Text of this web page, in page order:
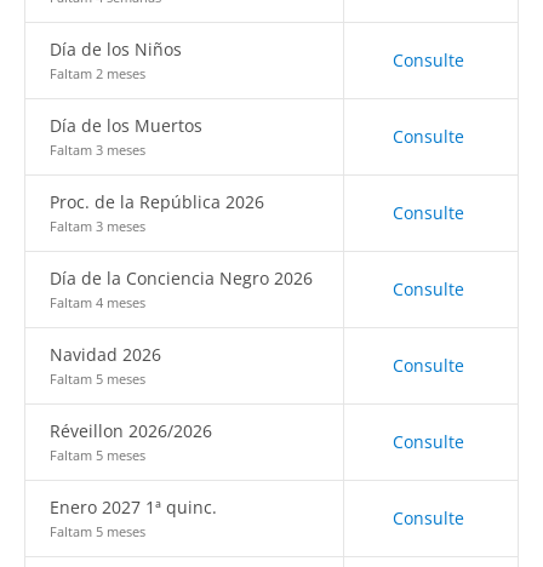
Día de los Niños
Faltam 2 meses
Consulte
Día de los Muertos
Faltam 3 meses
Consulte
Proc. de la República 2026
Faltam 3 meses
Consulte
Día de la Conciencia Negro 2026
Faltam 4 meses
Consulte
Navidad 2026
Faltam 5 meses
Consulte
Réveillon 2026/2026
Faltam 5 meses
Consulte
Enero 2027 1ª quinc.
Faltam 5 meses
Consulte